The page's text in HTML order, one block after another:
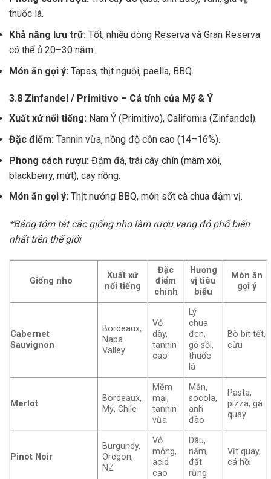
thuốc lá.
Khả năng lưu trữ: Tốt, nhiều dòng Reserva và Gran Reserva
có thể ủ 20–30 năm.
Món ăn gợi ý: Tapas, thịt nguội, paella, BBQ.
3.8 Zinfandel / Primitivo – Cá tính của Mỹ & Ý
Xuất xứ nổi tiếng: Nam Ý (Primitivo), California (Zinfandel).
Đặc điểm: Tannin vừa, nồng độ cồn cao (14–16%).
Phong cách rượu: Đậm đà, trái cây chín (mâm xôi,
blackberry, mứt), cay nồng.
Món ăn gợi ý: Thịt nướng BBQ, món sốt cà chua đậm vị.
*Bảng tóm tắt các giống nho làm rượu vang đỏ phổ biến
nhất trên thế giới
Giống nho
Xuất xứ
nổi tiếng
Đặc
điểm
chính
Hương
vị tiêu
biểu
Món ăn
gợi ý
Cabernet
Sauvignon
Bordeaux,
Napa
Valley
Vỏ
dày,
tannin
cao
Lý
chua
đen,
gỗ sồi,
thuốc
lá
Bò bít tết,
cừu
Merlot
Bordeaux,
Mỹ, Chile
Mềm
mại,
tannin
vừa
Mận,
socola,
anh
đào
Pasta,
pizza, gà
quay
Pinot Noir
Burgundy,
Oregon,
NZ
Vỏ
mỏng,
acid
cao
Dâu,
nấm,
đất
rừng
Vịt quay,
cá hồi